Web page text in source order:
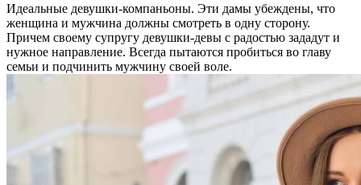
Идеальные девушки-компаньоны. Эти дамы убеждены, что
женщина и мужчина должны смотреть в одну сторону.
Причем своему супругу девушки-девы с радостью зададут и
нужное направление. Всегда пытаются пробиться во главу
семьи и подчинить мужчину своей воле.